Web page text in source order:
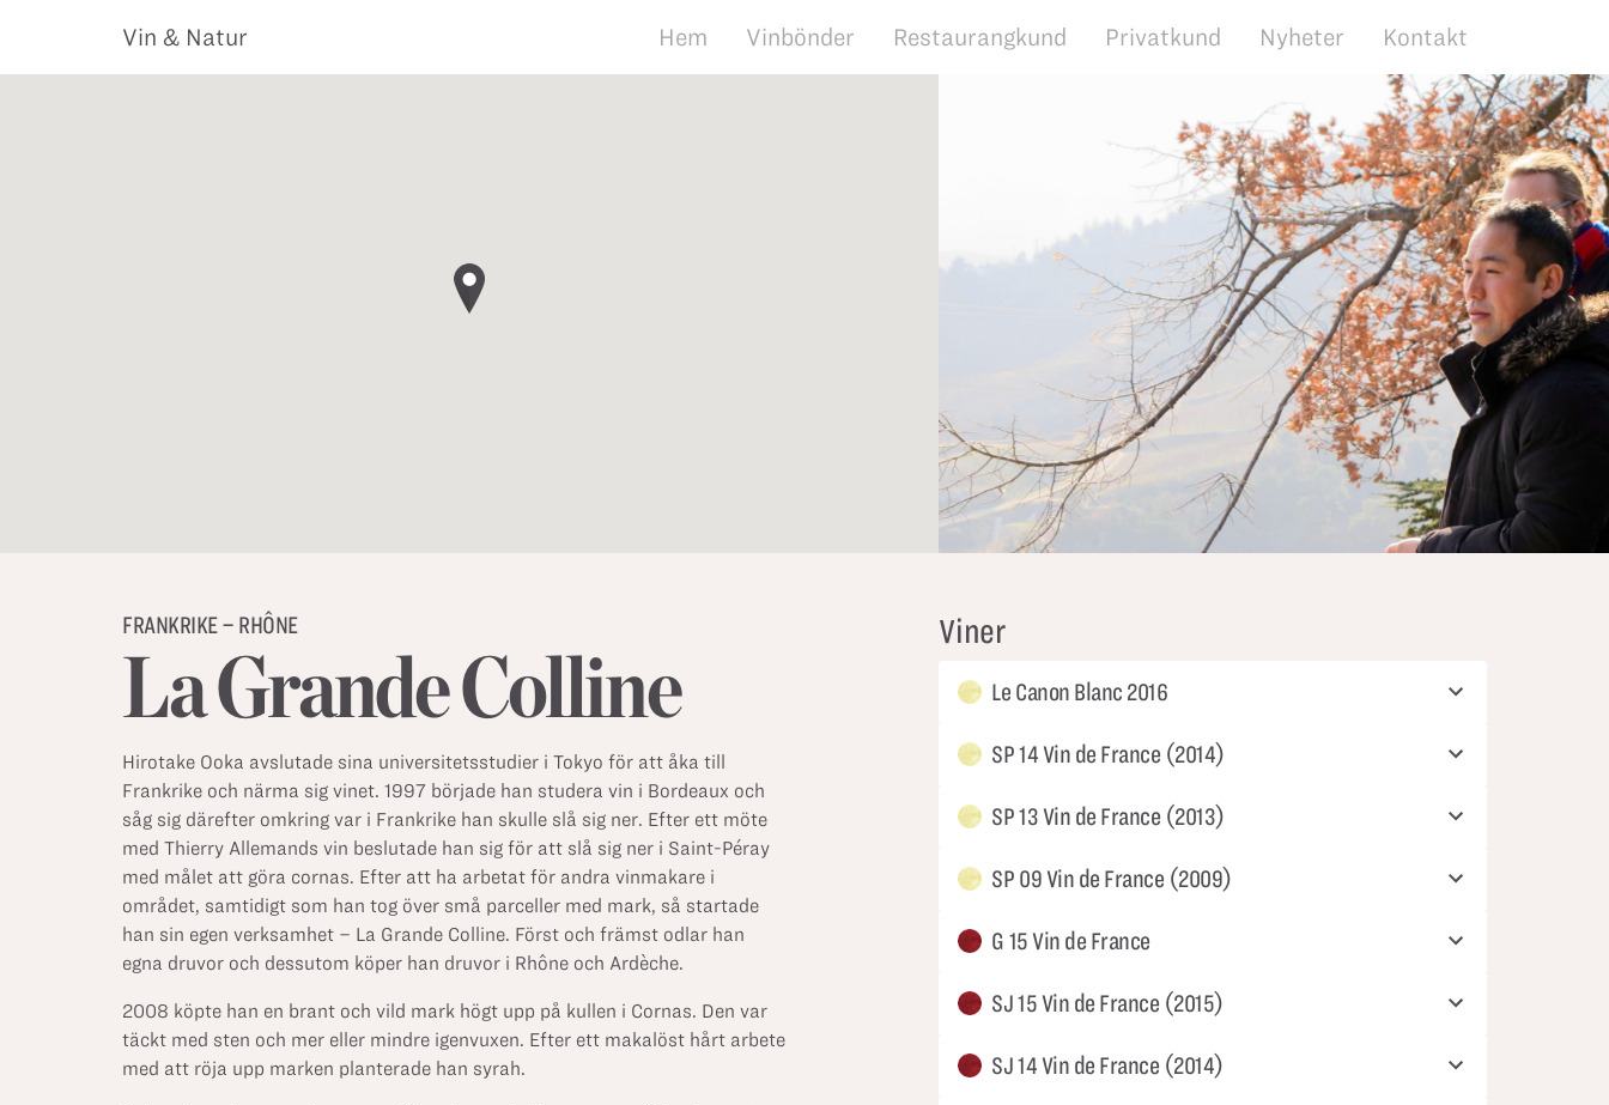
Vin & Natur Hem Vinbönder Restaurangkund Privatkund Nyheter Kontakt
FRANKRIKE – RHÔNE
La Grande Colline
Hirotake Ooka avslutade sina universitetsstudier i Tokyo för att åka till
Frankrike och närma sig vinet. 1997 började han studera vin i Bordeaux och
såg sig därefter omkring var i Frankrike han skulle slå sig ner. Efter ett möte
med Thierry Allemands vin beslutade han sig för att slå sig ner i Saint-Péray
med målet att göra cornas. Efter att ha arbetat för andra vinmakare i
området, samtidigt som han tog över små parceller med mark, så startade
han sin egen verksamhet – La Grande Colline. Först och främst odlar han
egna druvor och dessutom köper han druvor i Rhône och Ardèche.
2008 köpte han en brant och vild mark högt upp på kullen i Cornas. Den var
täckt med sten och mer eller mindre igenvuxen. Efter ett makalöst hårt arbete
med att röja upp marken planterade han syrah.
Viner
Le Canon Blanc 2016
SP 14 Vin de France (2014)
SP 13 Vin de France (2013)
SP 09 Vin de France (2009)
G 15 Vin de France
SJ 15 Vin de France (2015)
SJ 14 Vin de France (2014)